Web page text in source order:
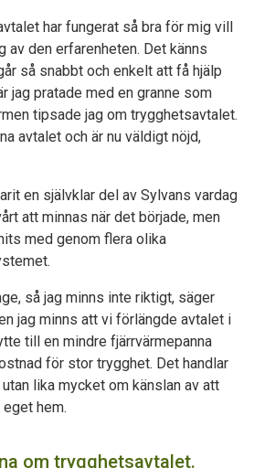
har fungerat så bra för mig vill
av den erfarenheten. Det känns
så snabbt och enkelt att få hjälp
jag pratade med en granne som
tipsade jag om trygghetsavtalet.
avtalet och är nu väldigt nöjd,
en självklar del av Sylvans vardag
att minnas när det började, men
med genom flera olika
så jag minns inte riktigt, säger
jag minns att vi förlängde avtalet i
till en mindre fjärrvärmepanna
för stor trygghet. Det handlar
lika mycket om känslan av att
hem.
om trygghetsavtalet.